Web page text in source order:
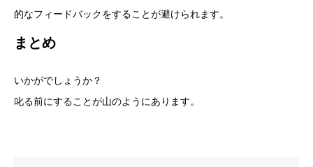
的なフィードバックをすることが避けられます。
まとめ
いかがでしょうか？
叱る前にすることが山のようにあります。